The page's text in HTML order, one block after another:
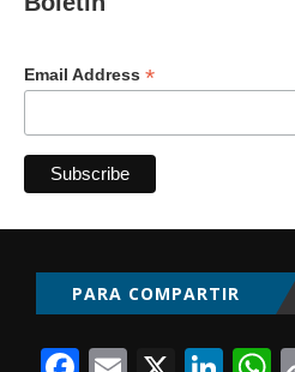
Email Address *
PARA COMPARTIR